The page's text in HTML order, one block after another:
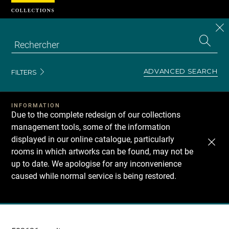
FILTERS ADVANCED SEARCH
INFORMATION
Due to the complete redesign of our collections
management tools, some of the information
displayed in our online catalogue, particularly
rooms in which artworks can be found, may not be
up to date. We apologise for any inconvenience
caused while normal service is being restored.
Recherche
Cookies management panel